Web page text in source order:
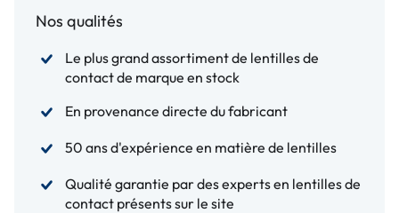
Nos qualités
Le plus grand assortiment de lentilles de
contact de marque en stock
En provenance directe du fabricant
50 ans d'expérience en matière de lentilles
Qualité garantie par des experts en lentilles de
contact présents sur le site